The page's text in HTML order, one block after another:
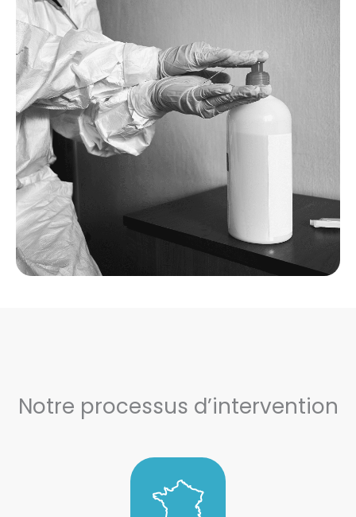
Notre processus d’intervention